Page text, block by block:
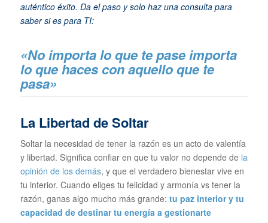
auténtico éxito. Da el paso y solo haz una consulta para
saber si es para TI:
«No importa lo que te pase importa
lo que haces con aquello que te
pasa»
La Libertad de Soltar
Soltar la necesidad de tener la razón es un acto de valentía
y libertad. Significa confiar en que tu valor no depende de la
opinión de los demás, y que el verdadero bienestar vive en
tu interior. Cuando eliges tu felicidad y armonía vs tener la
razón, ganas algo mucho más grande: tu paz interior y tu
capacidad de destinar tu energía a gestionarte